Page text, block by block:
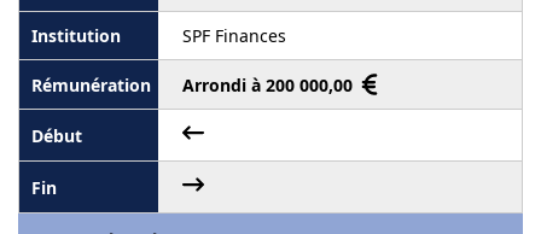
SPF Finances
Arrondi à 200 000,00